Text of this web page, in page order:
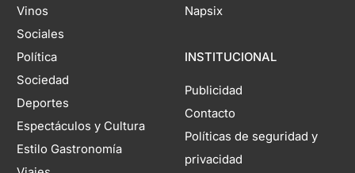
Vinos
Sociales
Política
Sociedad
Deportes
Espectáculos y Cultura
Estilo Gastronomía
Napsix
INSTITUCIONAL
Publicidad
Contacto
Políticas de seguridad y
privacidad